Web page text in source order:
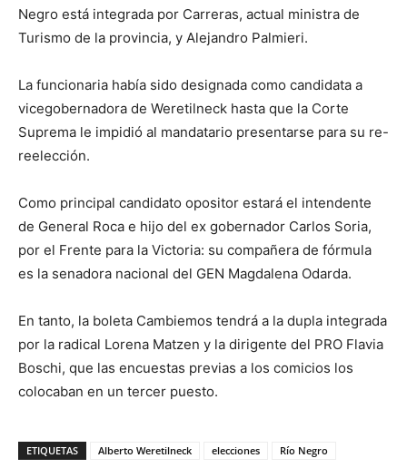
Negro está integrada por Carreras, actual ministra de
Turismo de la provincia, y Alejandro Palmieri.
La funcionaria había sido designada como candidata a
vicegobernadora de Weretilneck hasta que la Corte
Suprema le impidió al mandatario presentarse para su re-
reelección.
Como principal candidato opositor estará el intendente
de General Roca e hijo del ex gobernador Carlos Soria,
por el Frente para la Victoria: su compañera de fórmula
es la senadora nacional del GEN Magdalena Odarda.
En tanto, la boleta Cambiemos tendrá a la dupla integrada
por la radical Lorena Matzen y la dirigente del PRO Flavia
Boschi, que las encuestas previas a los comicios los
colocaban en un tercer puesto.
ETIQUETAS Alberto Weretilneck elecciones Río Negro